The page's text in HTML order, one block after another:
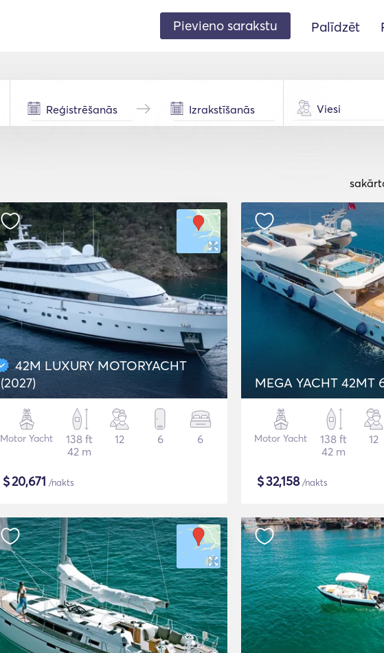
Pievieno sarakstu Palīdzēt
Viesi
42M LUXURY MOTORYACHT
(2027)
Motor Yacht
138 ft
42 m
12 6 6
$20,671 /nakts
MEGA YACHT 42MT
Motor Yacht
138 ft
42 m
12
$32,158/nakts